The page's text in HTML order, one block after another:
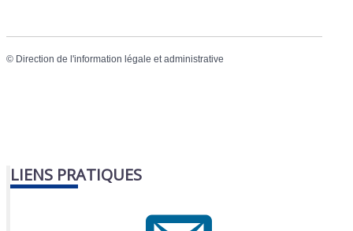
© Direction de l'information légale et administrative
LIENS PRATIQUES